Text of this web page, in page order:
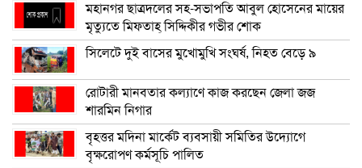
মহানগর ছাত্রদলের সহ-সভাপতি আবুল হোসেনের মায়ের
মৃত্যুতে মিফতাহ্ সিদ্দিকীর গভীর শোক
সিলেটে দুই বাসের মুখোমুখি সংঘর্ষ, নিহত বেড়ে ৯
রোটারী মানবতার কল্যাণে কাজ করছেন জেলা জজ
শারমিন নিগার
বৃহত্তর মদিনা মার্কেট ব্যবসায়ী সমিতির উদ্যোগে
বৃক্ষরোপণ কর্মসূচি পালিত